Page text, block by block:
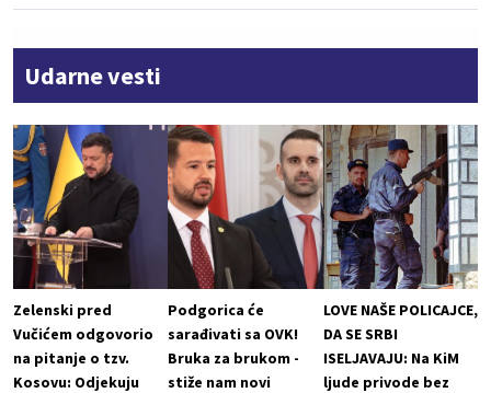
Udarne vesti
Zelenski pred
Vučićem odgovorio
na pitanje o tzv.
Kosovu: Odjekuju
Podgorica će
sarađivati sa OVK!
Bruka za brukom -
stiže nam novi
LOVE NAŠE POLICAJCE,
DA SE SRBI
ISELJAVAJU: Na KiM
ljude privode bez